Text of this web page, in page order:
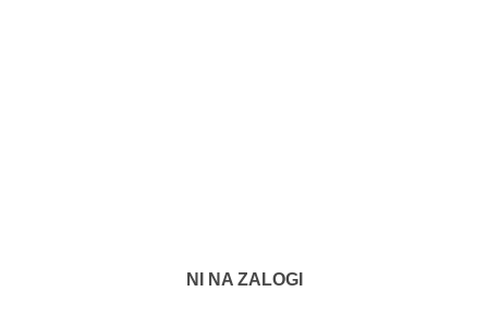
NI NA ZALOGI